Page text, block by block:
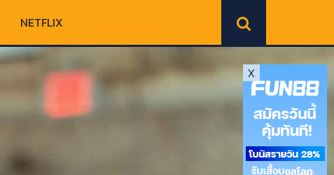
NETFLIX
X